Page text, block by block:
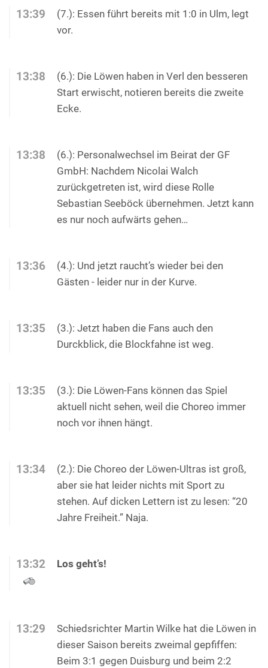
13:39
(7.): Essen führt bereits mit 1:0 in Ulm, legt
vor.
13:38
(6.): Die Löwen haben in Verl den besseren
Start erwischt, notieren bereits die zweite
Ecke.
13:38
(6.): Personalwechsel im Beirat der GF
GmbH: Nachdem Nicolai Walch
zurückgetreten ist, wird diese Rolle
Sebastian Seeböck übernehmen. Jetzt kann
es nur noch aufwärts gehen…
13:36
(4.): Und jetzt raucht’s wieder bei den
Gästen - leider nur in der Kurve.
13:35
(3.): Jetzt haben die Fans auch den
Durckblick, die Blockfahne ist weg.
13:35
(3.): Die Löwen-Fans können das Spiel
aktuell nicht sehen, weil die Choreo immer
noch vor ihnen hängt.
13:34
(2.): Die Choreo der Löwen-Ultras ist groß,
aber sie hat leider nichts mit Sport zu
stehen. Auf dicken Lettern ist zu lesen: “20
Jahre Freiheit.” Naja.
13:32 Los geht’s!
13:29
Schiedsrichter Martin Wilke hat die Löwen in
dieser Saison bereits zweimal gepfiffen:
Beim 3:1 gegen Duisburg und beim 2:2